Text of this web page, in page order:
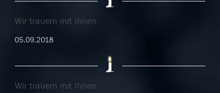
Wir trauern mit Ihnen
05.09.2018
Wir trauern mit Ihnen